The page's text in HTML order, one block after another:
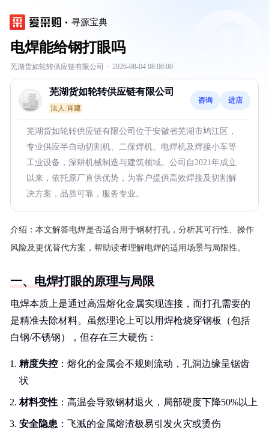
寻源宝典
电焊能给钢打眼吗
芜湖货如轮转供应链有限公司 · 2026-08-04 08:00:00
芜湖货如轮转供应链有限公司
法人:肖建
咨询 进店
芜湖货如轮转供应链有限公司位于安徽省芜湖市鸠江区，
专业供应半自动切割机、二保焊机、电焊机及焊接小车等
工业设备，深耕机械制造与建筑领域。公司自2021年成立
以来，依托原厂直供优势，为客户提供高效焊接及切割解
决方案，品质可靠，服务专业。
介绍： 本文解答电焊是否适合用于钢材打孔，分析其可行性、操作
风险及更优替代方案，帮助读者理解电焊的适用场景与局限性。
一、电焊打眼的原理与局限
电焊本质上是通过高温熔化金属实现连接，而打孔需要的
是精准去除材料。虽然理论上可以用焊枪烧穿钢板（包括
白钢/不锈钢），但存在三大硬伤：
精度失控 ：熔化的金属会不规则流动，孔洞边缘呈锯齿
状
材料变性 ：高温会导致钢材退火，局部硬度下降50%以上
安全隐患 ：飞溅的金属熔渣极易引发火灾或烫伤